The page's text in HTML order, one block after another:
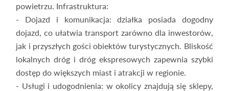
powietrzu. Infrastruktura:
- Dojazd i komunikacja: działka posiada dogodny
dojazd, co ułatwia transport zarówno dla inwestorów,
jak i przyszłych gości obiektów turystycznych. Bliskość
lokalnych dróg i dróg ekspresowych zapewnia szybki
dostęp do większych miast i atrakcji w regionie.
- Usługi i udogodnienia: w okolicy znajdują się sklepy,